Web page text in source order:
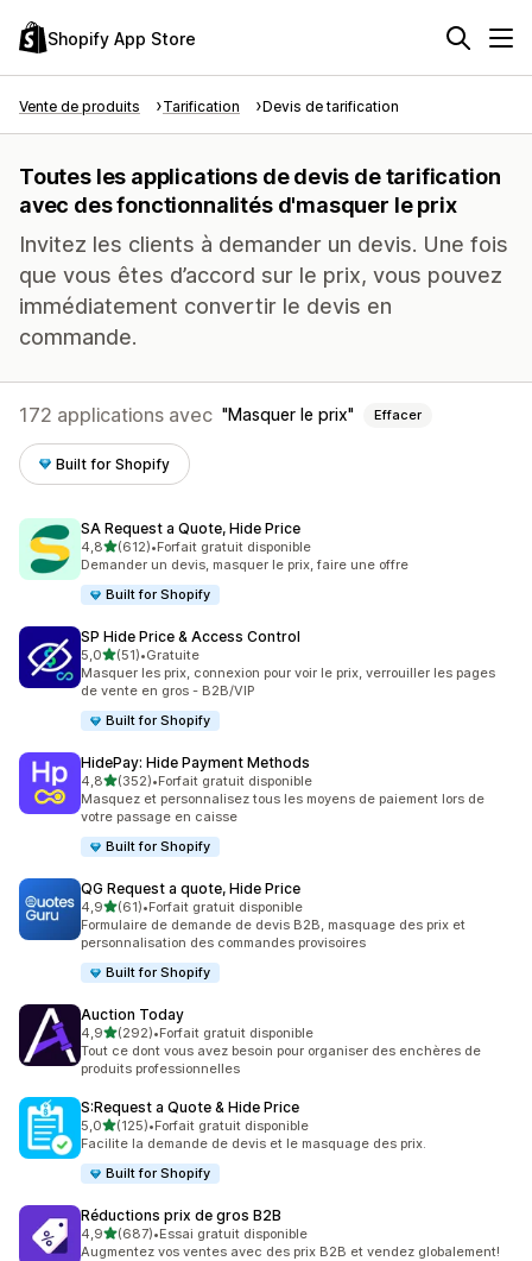
Shopify App Store
Vente de produits Tarification Devis de tarification
Toutes les applications de devis de tarification
avec des fonctionnalités d'masquer le prix
Invitez les clients à demander un devis. Une fois
que vous êtes d’accord sur le prix, vous pouvez
immédiatement convertir le devis en
commande.
172 applications avec Masquer le prix Effacer
Built for Shopify
SA Request a Quote, Hide Price
4,8étoile(s) sur 5
(612)
612 avis au total
•Forfait gratuit disponible
Demander un devis, masquer le prix, faire une offre
Built for Shopify
SP Hide Price & Access Control
5,0étoile(s) sur 5
(51)
51 avis au total
•Gratuite
Masquer les prix, connexion pour voir le prix, verrouiller les pages
de vente en gros - B2B/VIP
Built for Shopify
HidePay: Hide Payment Methods
4,8étoile(s) sur 5
(352)
352 avis au total
•Forfait gratuit disponible
Masquez et personnalisez tous les moyens de paiement lors de
votre passage en caisse
Built for Shopify
QG Request a quote, Hide Price
4,9étoile(s) sur 5
(61)
61 avis au total
•Forfait gratuit disponible
Formulaire de demande de devis B2B, masquage des prix et
personnalisation des commandes provisoires
Built for Shopify
Auction Today
4,9étoile(s) sur 5
(292)
292 avis au total
•Forfait gratuit disponible
Tout ce dont vous avez besoin pour organiser des enchères de
produits professionnelles
S:Request a Quote & Hide Price
5,0étoile(s) sur 5
(125)
125 avis au total
•Forfait gratuit disponible
Facilite la demande de devis et le masquage des prix.
Built for Shopify
Réductions prix de gros B2B
4,9étoile(s) sur 5
(687)
687 avis au total
•Essai gratuit disponible
Augmentez vos ventes avec des prix B2B et vendez globalement!